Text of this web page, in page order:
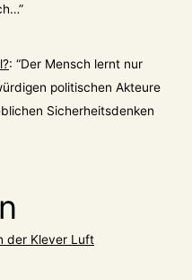
”
: “Der Mensch lernt nur
politischen Akteure
Sicherheitsdenken
der Klever Luft